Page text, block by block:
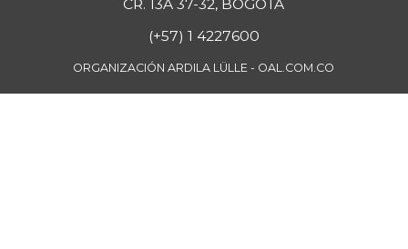
CR. 13A 37-32, BOGOTÁ
(+57) 1 4227600
ORGANIZACIÓN ARDILA LÜLLE - OAL.COM.CO